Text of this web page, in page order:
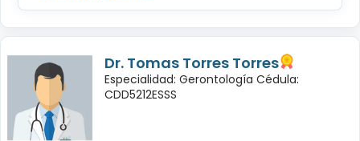
Dr. Tomas Torres Torres
Especialidad: Gerontología Cédula:
CDD5212ESSS